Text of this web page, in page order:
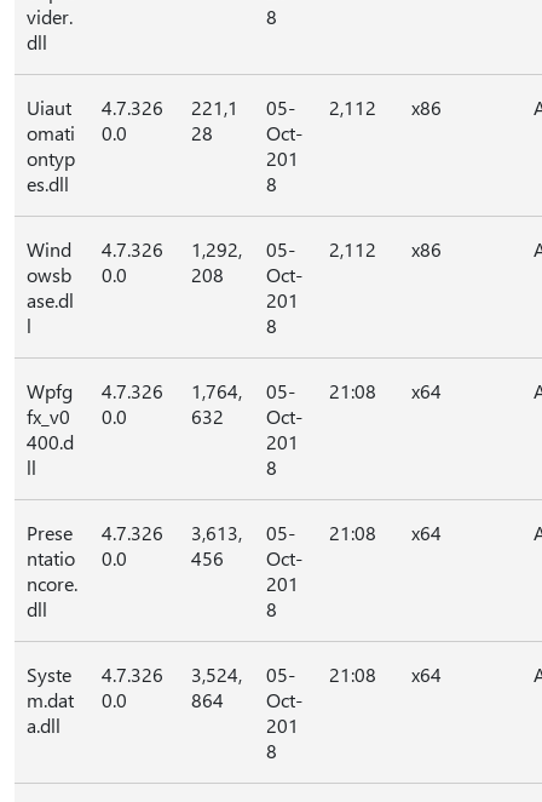
vider.
dll
8
Uiaut
omati
ontyp
es.dll
4.7.326
0.0
221,1
28
05-
Oct-
201
8
2,112 x86
Wind
owsb
ase.dl
l
4.7.326
0.0
1,292,
208
05-
Oct-
201
8
2,112 x86
Wpfg
fx_v0
400.d
ll
4.7.326
0.0
1,764,
632
05-
Oct-
201
8
21:08 x64
Prese
ntatio
ncore.
dll
4.7.326
0.0
3,613,
456
05-
Oct-
201
8
21:08 x64
Syste
m.dat
a.dll
4.7.326
0.0
3,524,
864
05-
Oct-
201
8
21:08 x64